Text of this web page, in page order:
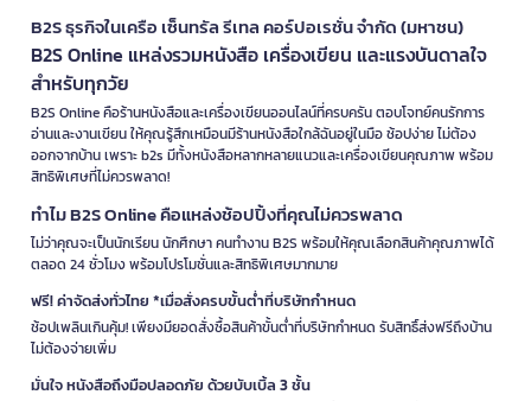
B2S ธุรกิจในเครือ เซ็นทรัล รีเทล คอร์ปอเรชั่น จำกัด (มหาชน)
B2S Online แหล่งรวมหนังสือ เครื่องเขียน และแรงบันดาลใจ
สำหรับทุกวัย
B2S Online คือร้านหนังสือและเครื่องเขียนออนไลน์ที่ครบครัน ตอบโจทย์คนรักการ
อ่านและงานเขียน ให้คุณรู้สึกเหมือนมีร้านหนังสือใกล้ฉันอยู่ในมือ ช้อปง่าย ไม่ต้อง
ออกจากบ้าน เพราะ b2s มีทั้งหนังสือหลากหลายแนวและเครื่องเขียนคุณภาพ พร้อม
สิทธิพิเศษที่ไม่ควรพลาด!
ทำไม B2S Online คือแหล่งช้อปปิ้งที่คุณไม่ควรพลาด
ไม่ว่าคุณจะเป็นนักเรียน นักศึกษา คนทำงาน B2S พร้อมให้คุณเลือกสินค้าคุณภาพได้
ตลอด 24 ชั่วโมง พร้อมโปรโมชั่นและสิทธิพิเศษมากมาย
ฟรี! ค่าจัดส่งทั่วไทย *เมื่อสั่งครบขั้นต่ำที่บริษัทกำหนด
ช้อปเพลินเกินคุ้ม! เพียงมียอดสั่งซื้อสินค้าขั้นต่ำที่บริษัทกำหนด รับสิทธิ์ส่งฟรีถึงบ้าน
ไม่ต้องจ่ายเพิ่ม
มั่นใจ หนังสือถึงมือปลอดภัย ด้วยบับเบิ้ล 3 ชั้น